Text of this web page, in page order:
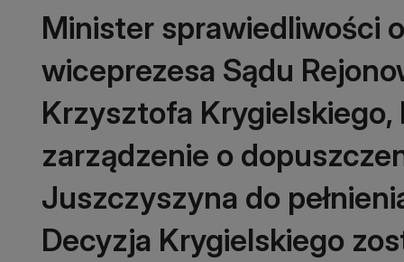
Minister sprawiedliwości
wiceprezesa Sądu
Krzysztofa Krygielskiego,
zarządzenie o
Juszczyszyna do
Decyzja Krygielskiego